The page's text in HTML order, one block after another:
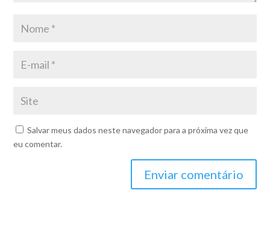
Salvar meus dados neste navegador para a próxima vez que
eu comentar.
Enviar comentário